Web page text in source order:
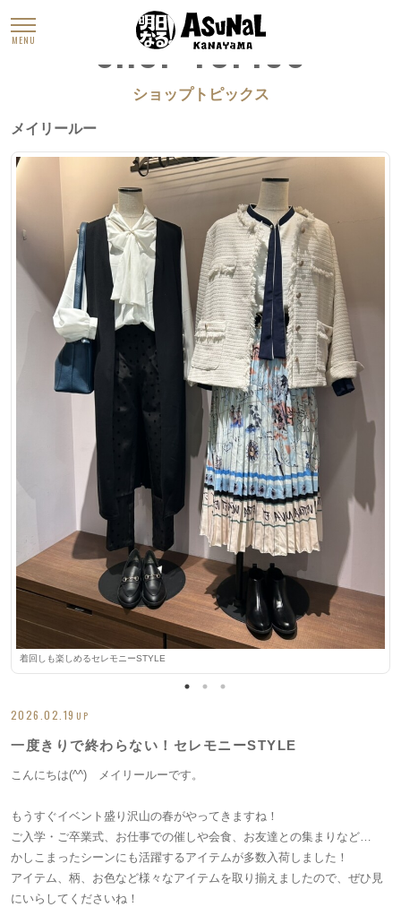
MENU SHOP TOPICS
ショップトピックス
メイリールー
着回しも楽しめるセレモニーSTYLE
2026.02.19 UP
一度きりで終わらない！セレモニーSTYLE
こんにちは(^^) メイリールーです。
もうすぐイベント盛り沢山の春がやってきますね！
ご入学・ご卒業式、お仕事での催しや会食、お友達との集まりなど…
かしこまったシーンにも活躍するアイテムが多数入荷しました！
アイテム、柄、お色など様々なアイテムを取り揃えましたので、ぜひ見
にいらしてくださいね！